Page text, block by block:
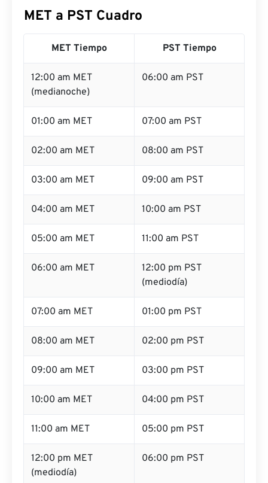
MET a PST Cuadro
MET Tiempo PST Tiempo
12:00 am MET
(medianoche)
06:00 am PST
01:00 am MET 07:00 am PST
02:00 am MET 08:00 am PST
03:00 am MET 09:00 am PST
04:00 am MET 10:00 am PST
05:00 am MET 11:00 am PST
06:00 am MET
12:00 pm PST
(mediodía)
07:00 am MET 01:00 pm PST
08:00 am MET 02:00 pm PST
09:00 am MET 03:00 pm PST
10:00 am MET 04:00 pm PST
11:00 am MET 05:00 pm PST
12:00 pm MET
(mediodía)
06:00 pm PST